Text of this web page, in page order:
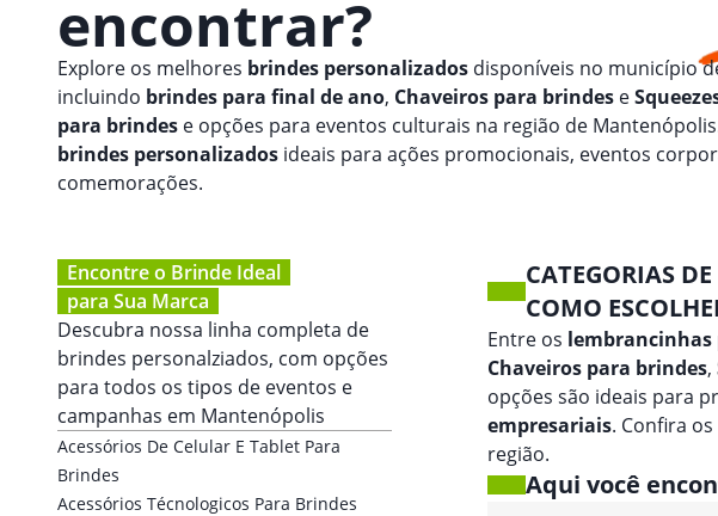
encontrar?
Explore os melhores brindes personalizados disponíveis no município
incluindo brindes para final de ano, Chaveiros para brindes e
para brindes e opções para eventos culturais na região de
brindes personalizados ideais para ações promocionais, eventos
comemorações.
Encontre o Brinde Ideal
para Sua Marca
Descubra nossa linha completa de
brindes personalziados, com opções
para todos os tipos de eventos e
campanhas em Mantenópolis
Acessórios De Celular E Tablet Para
Brindes
Acessórios Técnologicos Para Brindes
CATEGORIAS
COMO
Entre os lembrancinhas
Chaveiros para brindes,
opções são ideais para
empresariais. Confira
região.
Aqui você